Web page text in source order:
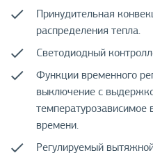
Принудительная
распределения тепла.
Светодиодный
Функции временного
выключение с
времени.
Регулируемый